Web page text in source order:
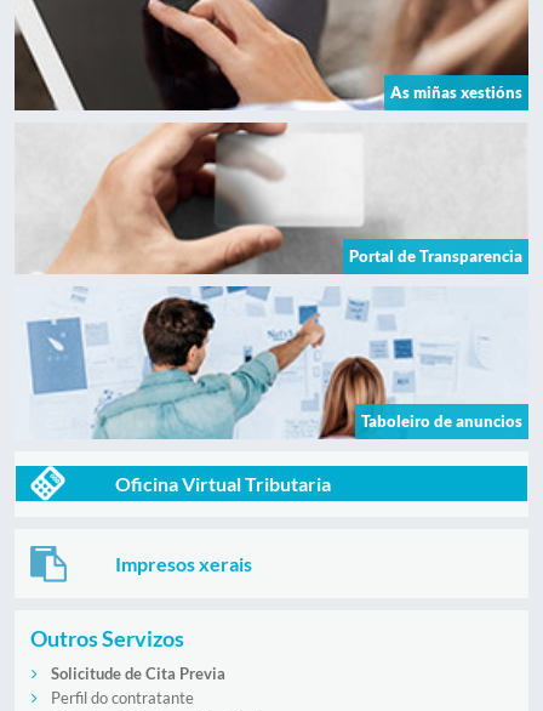
As miñas xestións
Portal de Transparencia
Taboleiro de anuncios
Oficina Virtual Tributaria
Impresos xerais
Outros Servizos
Solicitude de Cita Previa
Perfil do contratante